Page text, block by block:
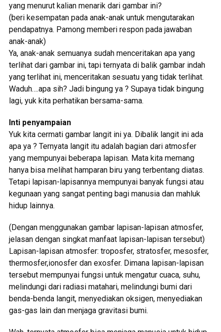
yang menurut kalian menarik dari gambar ini?
(beri kesempatan pada anak-anak untuk mengutarakan
pendapatnya. Pamong memberi respon pada jawaban
anak-anak)
Ya, anak-anak semuanya sudah menceritakan apa yang
terlihat dari gambar ini, tapi ternyata di balik gambar indah
yang terlihat ini, menceritakan sesuatu yang tidak terlihat.
Waduh….apa sih? Jadi bingung ya ? Supaya tidak bingung
lagi, yuk kita perhatikan bersama-sama.
Inti penyampaian
Yuk kita cermati gambar langit ini ya. Dibalik langit ini ada
apa ya ? Ternyata langit itu adalah bagian dari atmosfer
yang mempunyai beberapa lapisan. Mata kita memang
hanya bisa melihat hamparan biru yang terbentang diatas.
Tetapi lapisan-lapisannya mempunyai banyak fungsi atau
kegunaan yang sangat penting bagi manusia dan mahluk
hidup lainnya.
(Dengan menggunakan gambar lapisan-lapisan atmosfer,
jelasan dengan singkat manfaat lapisan-lapisan tersebut)
Lapisan-lapisan atmosfer: troposfer, stratosfer, mesosfer,
thermosfer,ionosfer dan exosfer. Dimana lapisan-lapisan
tersebut mempunyai fungsi untuk mengatur cuaca, suhu,
melindungi dari radiasi matahari, melindungi bumi dari
benda-benda langit, menyediakan oksigen, menyediakan
gas-gas lain dan menjaga gravitasi bumi.